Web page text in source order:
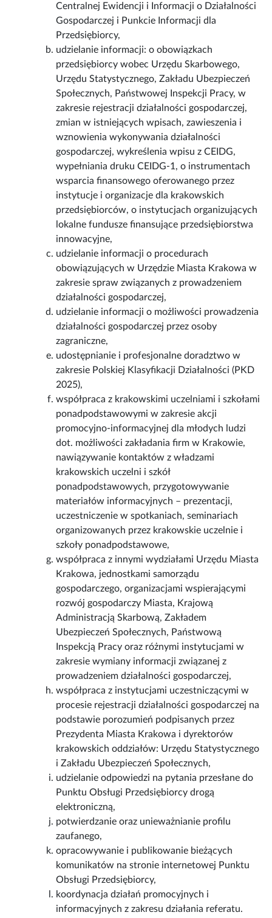
Centralnej Ewidencji i Informacji o Działalności
Gospodarczej i Punkcie Informacji dla
Przedsiębiorcy,
udzielanie informacji: o obowiązkach
przedsiębiorcy wobec Urzędu Skarbowego,
Urzędu Statystycznego, Zakładu Ubezpieczeń
Społecznych, Państwowej Inspekcji Pracy, w
zakresie rejestracji działalności gospodarczej,
zmian w istniejących wpisach, zawieszenia i
wznowienia wykonywania działalności
gospodarczej, wykreślenia wpisu z CEIDG,
wypełniania druku CEIDG-1, o instrumentach
wsparcia finansowego oferowanego przez
instytucje i organizacje dla krakowskich
przedsiębiorców, o instytucjach organizujących
lokalne fundusze finansujące przedsiębiorstwa
innowacyjne,
udzielanie informacji o procedurach
obowiązujących w Urzędzie Miasta Krakowa w
zakresie spraw związanych z prowadzeniem
działalności gospodarczej,
udzielanie informacji o możliwości prowadzenia
działalności gospodarczej przez osoby
zagraniczne,
udostępnianie i profesjonalne doradztwo w
zakresie Polskiej Klasyfikacji Działalności (PKD
2025),
współpraca z krakowskimi uczelniami i szkołami
ponadpodstawowymi w zakresie akcji
promocyjno-informacyjnej dla młodych ludzi
dot. możliwości zakładania firm w Krakowie,
nawiązywanie kontaktów z władzami
krakowskich uczelni i szkół
ponadpodstawowych, przygotowywanie
materiałów informacyjnych – prezentacji,
uczestniczenie w spotkaniach, seminariach
organizowanych przez krakowskie uczelnie i
szkoły ponadpodstawowe,
współpraca z innymi wydziałami Urzędu Miasta
Krakowa, jednostkami samorządu
gospodarczego, organizacjami wspierającymi
rozwój gospodarczy Miasta, Krajową
Administracją Skarbową, Zakładem
Ubezpieczeń Społecznych, Państwową
Inspekcją Pracy oraz różnymi instytucjami w
zakresie wymiany informacji związanej z
prowadzeniem działalności gospodarczej,
współpraca z instytucjami uczestniczącymi w
procesie rejestracji działalności gospodarczej na
podstawie porozumień podpisanych przez
Prezydenta Miasta Krakowa i dyrektorów
krakowskich oddziałów: Urzędu Statystycznego
i Zakładu Ubezpieczeń Społecznych,
udzielanie odpowiedzi na pytania przesłane do
Punktu Obsługi Przedsiębiorcy drogą
elektroniczną,
potwierdzanie oraz unieważnianie profilu
zaufanego,
opracowywanie i publikowanie bieżących
komunikatów na stronie internetowej Punktu
Obsługi Przedsiębiorcy,
koordynacja działań promocyjnych i
informacyjnych z zakresu działania referatu.